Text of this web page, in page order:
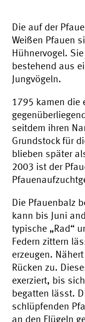
Die auf der
Weißen Pfauen
Hühnervogel.
bestehend aus
Jungvögeln.
1795 kamen die
seitdem ihren
Grundstock für
blieben später
2003 ist der
Die Pfauenbalz
kann bis Juni
typische „Rad“
Federn zittern
erzeugen.
Rücken zu.
exerziert, bis
begatten lässt.
schlüpfenden
an den Flügeln